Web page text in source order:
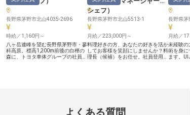
方も歓迎いたします。 【働く環境
のポイント】 ・月給300,000円～
（想定年収3,600,000円～） ・住宅
手当（30,000円以上）、深夜・早
朝手当 ・寮完備、引越費用会社負
担、自動車通勤可 ・年間休日114日
（月平均9～10日休み想定） ・IHG
宿泊優待制度（国内・海外）、社員
食堂（会社負担金あり） ※2026年8
月7日時点の情報です
たい方に最適な環境です。 月給
300,000円からの安定した収入に加
え、週休2日制やリフレッシュ休暇
など、プライベートも大切にできる
充実した休日制度を整えています。
チームをまとめ、より良いサービス
を追求する中で、あなた自身の成長
も実感できるでしょう。 お客様の
笑顔のために、そして自身のキャリ
アのために、共に高みを目指しませ
長野県茅野市北山4035-2696
時給／1,160円～
八ヶ岳連峰を望む長野県茅野市・蓼
科高原。標高1,200m前後の白樺の
森に、トヨタ車体グループの社員と
客様と築く落ち着いた対応が求めら
シェフ ）
長野県茅野市北山5513-1
月給／223,000円～
料理好きの方、あなたの好きを活か
してお客様を笑顔にしませんか？料
理長（候補）をお任せ。社員登用
共に、お客様が安らげる空間を演出
長野県
月給／
未経験の
術を身に
ます。
よくある質問